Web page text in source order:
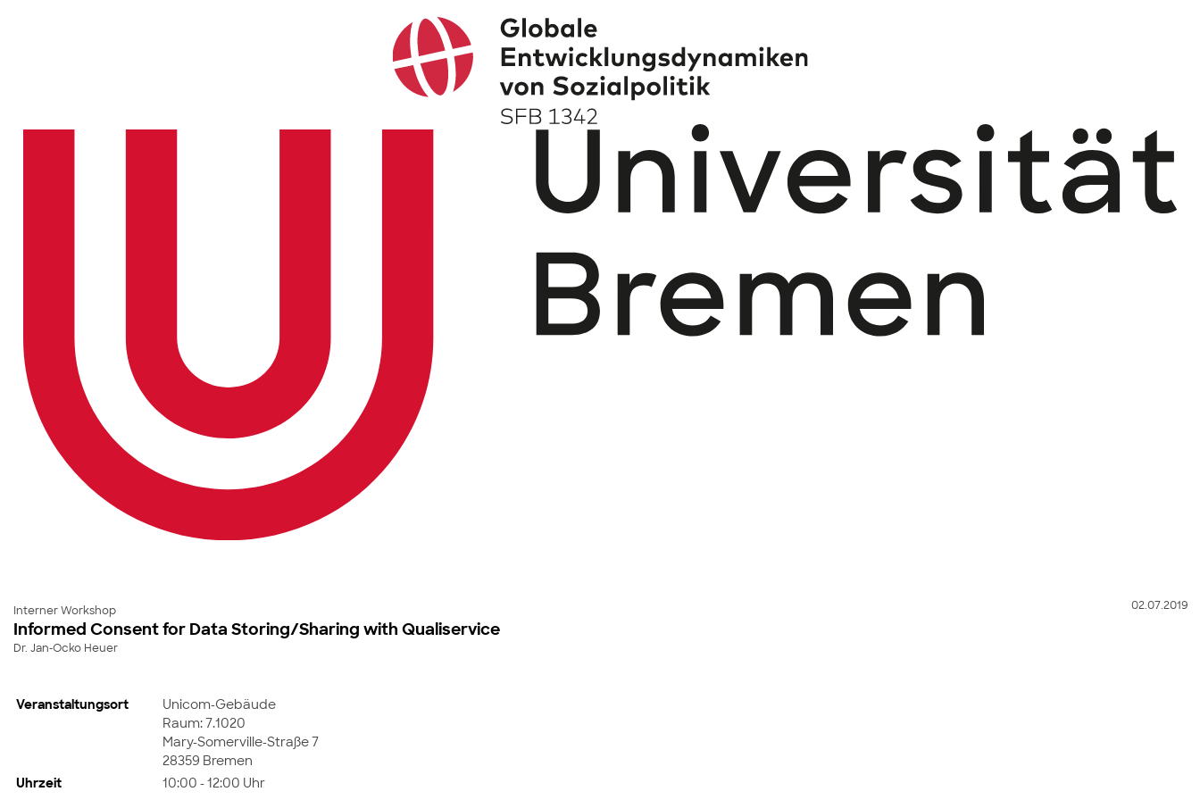
02.07.2019
Interner Workshop
Informed Consent for Data Storing/Sharing with Qualiservice
Dr. Jan-Ocko Heuer
Veranstaltungsort
Unicom-Gebäude
Raum: 7.1020
Mary-Somerville-Straße 7
28359 Bremen
Uhrzeit
10:00 - 12:00 Uhr